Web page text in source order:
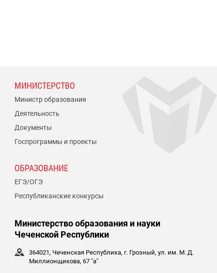
МИНИСТЕРСТВО
Министр образования
Деятельность
Документы
Госпрограммы и проекты
ОБРАЗОВАНИЕ
ЕГЭ/ОГЭ
Республиканские конкурсы
Министерство образования и науки
Чеченской Республики
364021, Чеченская Республика, г. Грозный, ул. им. М. Д.
Миллионщикова, 67 "а"